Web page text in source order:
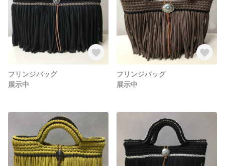
フリンジバッグ
展示中
フリンジバッグ
展示中